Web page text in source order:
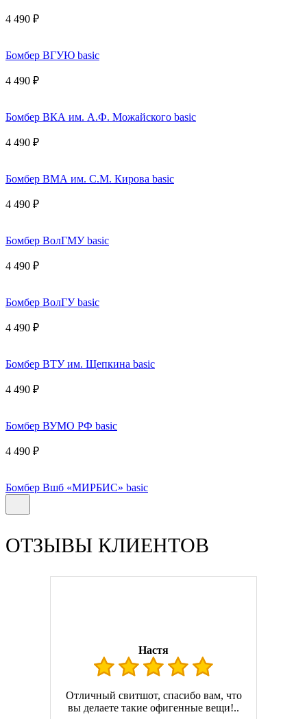
4 490 ₽
Бомбер ВГУЮ basic
4 490 ₽
Бомбер ВКА им. А.Ф. Можайского basic
4 490 ₽
Бомбер ВМА им. С.М. Кирова basic
4 490 ₽
Бомбер ВолГМУ basic
4 490 ₽
Бомбер ВолГУ basic
4 490 ₽
Бомбер ВТУ им. Щепкина basic
4 490 ₽
Бомбер ВУМО РФ basic
4 490 ₽
Бомбер Вшб «МИРБИС» basic
ОТЗЫВЫ КЛИЕНТОВ
Настя
Отличный свитшот, спасибо вам, что
вы делаете такие офигенные вещи!..